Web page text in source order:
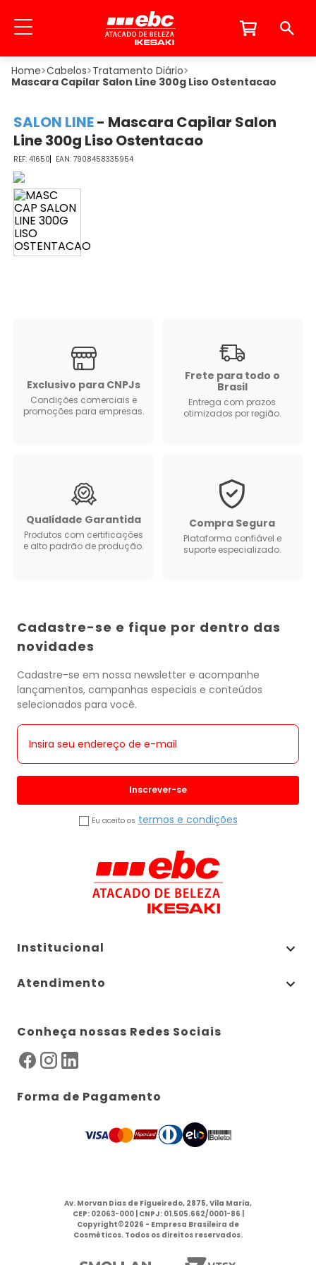
Cabelos Tratamento Diário
Mascara Capilar Salon Line 300g Liso Ostentacao
SALON LINE- Mascara Capilar Salon
Line 300g Liso Ostentacao
41650 7908458335954
Exclusivo para CNPJs
Condições comerciais e
promoções para empresas.
Frete para todo o
Brasil
Entrega com prazos
otimizados por região.
Qualidade Garantida
Produtos com certificações
e alto padrão de produção.
Compra Segura
Plataforma confiável e
suporte especializado.
Cadastre-se e fique por dentro das
novidades
Cadastre-se em nossa newsletter e acompanhe
lançamentos, campanhas especiais e conteúdos
selecionados para você.
Inscrever-se
Eu aceito os termos e condições
Institucional
Atendimento
Conheça nossas Redes Sociais
Forma de Pagamento
Av. Morvan Dias de Figueiredo, 2875, Vila Maria,
CEP: 02063-000 | CNPJ: 01.505.662/0001-86 |
Copyright©2026 - Empresa Brasileira de
Cosméticos. Todos os direitos reservados.